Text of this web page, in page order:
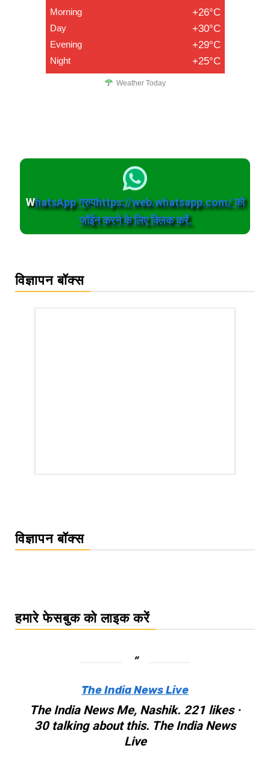
Morning +26°C
Day +30°C
Evening +29°C
Night +25°C
Weather Today
WhatsApp ग्रुपhttps://web.whatsapp.com/ को
जॉईन करने के लिए क्लिक करें.
विज्ञापन बॉक्स
विज्ञापन बॉक्स
हमारे फेसबुक को लाइक करें
The India News Live
The India News Me, Nashik. 221 likes ·
30 talking about this. The India News
Live